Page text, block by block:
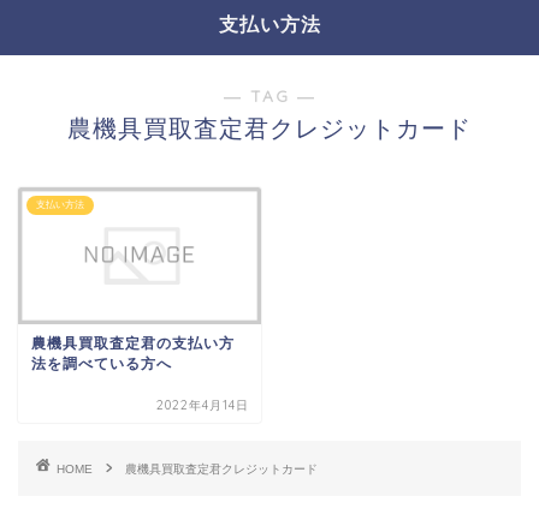
支払い方法
― TAG ―
農機具買取査定君クレジットカード
支払い方法
農機具買取査定君の支払い方
法を調べている方へ
2022年4月14日
HOME 農機具買取査定君クレジットカード